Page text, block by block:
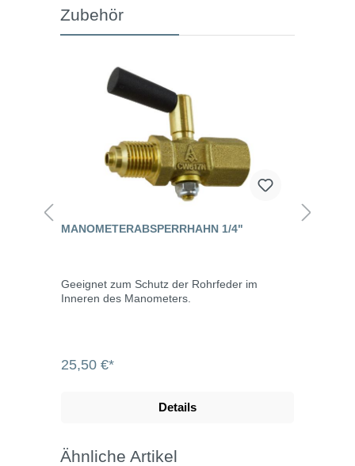
Zubehör
MANOMETERABSPERRHAHN 1/4"
Geeignet zum Schutz der Rohrfeder im
Inneren des Manometers.
25,50 €*
Details
Ähnliche Artikel